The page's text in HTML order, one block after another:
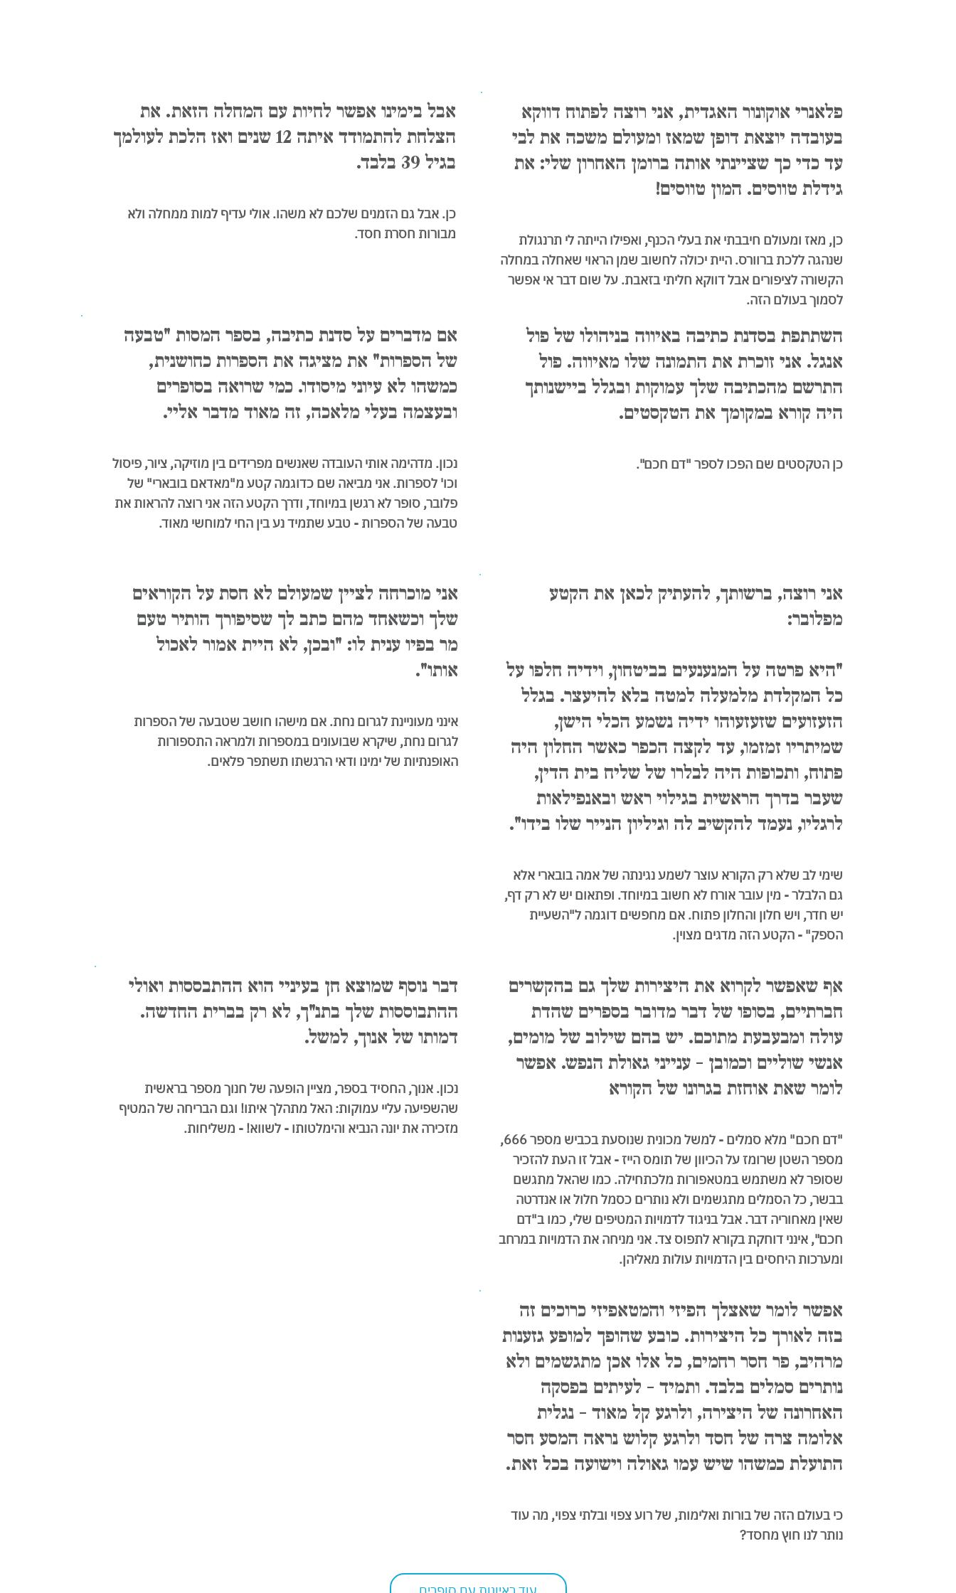
אבל בימינו אפשר לחיות עם המחלה הזאת. את
הצלחת להתמודד איתה 12 שנים ואז הלכת לעולמך
בגיל 39 בלבד.
כן. אבל גם הזמנים שלכם לא משהו. אולי עדיף למות ממחלה ולא
מבורות חסרת חסד.
פלאנרי אוקונור האגדית, אני רוצה לפתוח דווקא
בעובדה יוצאת דופן שמאז ומעולם משכה את לבי
עד כדי כך שציינתי אותה ברומן האחרון שלי: את
גידלת טווסים. המון טווסים!
כן, מאז ומעולם חיבבתי את בעלי הכנף, ואפילו הייתה לי תרנגולת
שנהגה ללכת ברוורס. היית יכולה לחשוב שמן הראוי שאחלה במחלה
הקשורה לציפורים אבל דווקא חליתי בזאבת. על שום דבר אי אפשר
לסמוך בעולם הזה.
אם מדברים על סדנת כתיבה, בספר המסות "טבעה
של הספרות" את מציגה את הספרות כחושנית,
כמשהו לא עיוני מיסודו. כמי שרואה בסופרים
ובעצמה בעלי מלאכה, זה מאוד מדבר אליי.
נכון. מדהימה אותי העובדה שאנשים מפרידים בין מוזיקה, ציור, פיסול
וכו' לספרות. אני מביאה שם כדוגמה קטע מ"מאדאם בובארי" של
פלובר, סופר לא רגשן במיוחד, ודרך הקטע הזה אני רוצה להראות את
טבעה של הספרות - טבע שתמיד נע בין החי למוחשי מאוד.
השתתפת בסדנת כתיבה באיווה בניהולו של פול
אנגל. אני זוכרת את התמונה שלו מאיווה. פול
התרשם מהכתיבה שלך עמוקות ובגלל ביישנותך
היה קורא במקומך את הטקסטים.
כן הטקסטים שם הפכו לספר "דם חכם".
אני מוכרחה לציין שמעולם לא חסת על הקוראים
שלך וכשאחד מהם כתב לך שסיפורך הותיר טעם
מר בפיו ענית לו: "ובכן, לא היית אמור לאכול
אותו".
אינני מעוניינת לגרום נחת. אם מישהו חושב שטבעה של הספרות
לגרום נחת, שיקרא שבועונים במספרות ולמראה התספורות
האופנתיות של ימינו ודאי הרגשתו תשתפר פלאים.
אני רוצה, ברשותך, להעתיק לכאן את הקטע
מפלובר:
"היא פרטה על המנענעים בביטחון, וידיה חלפו על
כל המקלדת מלמעלה למטה בלא להיעצר. בגלל
הזעזועים שזעזעוהו ידיה נשמע הכלי הישן,
שמיתריו זמזמו, עד לקצה הכפר כאשר החלון היה
פתוח, ותכופות היה לבלרו של שליח בית הדין,
שעבר בדרך הראשית בגילוי ראש ובאנפילאות
לרגליו, נעמד להקשיב לה וגיליון הנייר שלו בידו".
שימי לב שלא רק הקורא עוצר לשמע נגינתה של אמה בובארי אלא
גם הלבלר - מין עובר אורח לא חשוב במיוחד. ופתאום יש לא רק דף,
יש חדר, ויש חלון והחלון פתוח. אם מחפשים דוגמה ל"השעיית
הספק" - הקטע הזה מדגים מצוין.
דבר נוסף שמוצא חן בעיניי הוא ההתבססות ואולי
ההתבוססות שלך בתנ"ך, לא רק בברית החדשה.
דמותו של אנוך, למשל.
נכון. אנוך, החסיד בספר, מציין הופעה של חנוך מספר בראשית
שהשפיעה עליי עמוקות: האל מתהלך איתו! וגם הבריחה של המטיף
מזכירה את יונה הנביא והימלטותו - לשווא! - משליחות.
אף שאפשר לקרוא את היצירות שלך גם בהקשרים
חברתיים, בסופו של דבר מדובר בספרים שהדת
עולה ומבעבעת מתוכם. יש בהם שילוב של מומים,
אנשי שוליים וכמובן - ענייני גאולת הנפש. אפשר
לומר שאת אוחזת בגרונו של הקורא
"דם חכם" מלא סמלים - למשל מכונית שנוסעת בכביש מספר 666,
מספר השטן שרומז על הכיוון של תומס הייז - אבל זו העת להזכיר
שסופר לא משתמש במטאפורות מלכתחילה. כמו שהאל מתגשם
בבשר, כל הסמלים מתגשמים ולא נותרים כסמל חלול או אנדרטה
שאין מאחוריה דבר. אבל בניגוד לדמויות המטיפים שלי, כמו ב"דם
חכם", אינני דוחקת בקורא לתפוס צד. אני מניחה את הדמויות במרחב
ומערכות היחסים בין הדמויות עולות מאליהן.
אפשר לומר שאצלך הפיזי והמטאפיזי כרוכים זה
בזה לאורך כל היצירות. כובע שהופך למופע גזענות
מרהיב, פר חסר רחמים, כל אלו אכן מתגשמים ולא
נותרים סמלים בלבד. ותמיד - לעיתים בפסקה
האחרונה של היצירה, ולרגע קל מאוד - נגלית
אלומה צרה של חסד ולרגע קלוש נראה המסע חסר
התועלת כמשהו שיש עמו גאולה וישועה בכל זאת.
כי בעולם הזה של בורות ואלימות, של רוע צפוי ובלתי צפוי, מה עוד
נותר לנו חוץ מחסד?